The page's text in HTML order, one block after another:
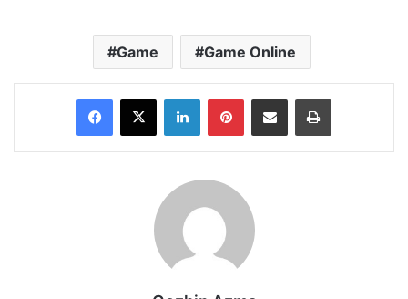
Game Game Online
Facebook
X LinkedInPinterestShare via Email Print